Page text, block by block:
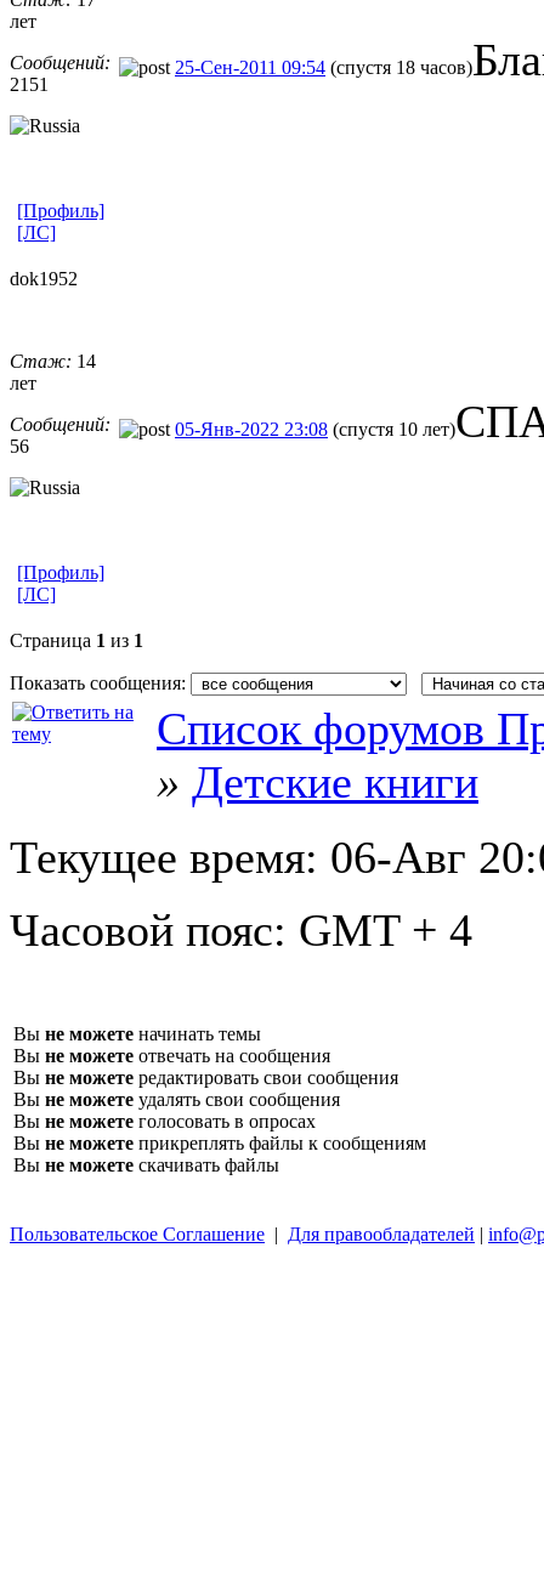
лет
Сообщений:
2151
25-Сен-2011 09:54 (спустя 18 часов)
[Профиль]
[ЛС]
dok1952
Стаж: 14
лет
Сообщений:
56
05-Янв-2022 23:08 (спустя 10 лет)
[Профиль]
[ЛС]
Страница 1 из 1
Показать сообщения:
Список форумов
» Детские книги
Текущее время: 06-Авг
Часовой пояс: GMT + 4
Вы не можете начинать темы
Вы не можете отвечать на сообщения
Вы не можете редактировать свои сообщения
Вы не можете удалять свои сообщения
Вы не можете голосовать в опросах
Вы не можете прикреплять файлы к сообщениям
Вы не можете скачивать файлы
Пользовательское Соглашение | Для правообладателей |